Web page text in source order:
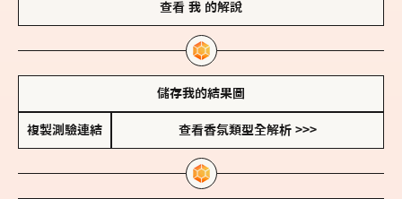
查看 我 的解說
儲存我的結果圖
複製測驗連結 查看香氛類型全解析 >>>